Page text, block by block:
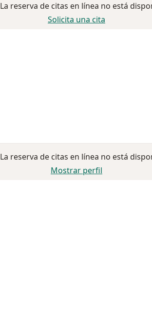
La reserva de citas en línea no está
Solicita una cita
La reserva de citas en línea no está
Mostrar perfil